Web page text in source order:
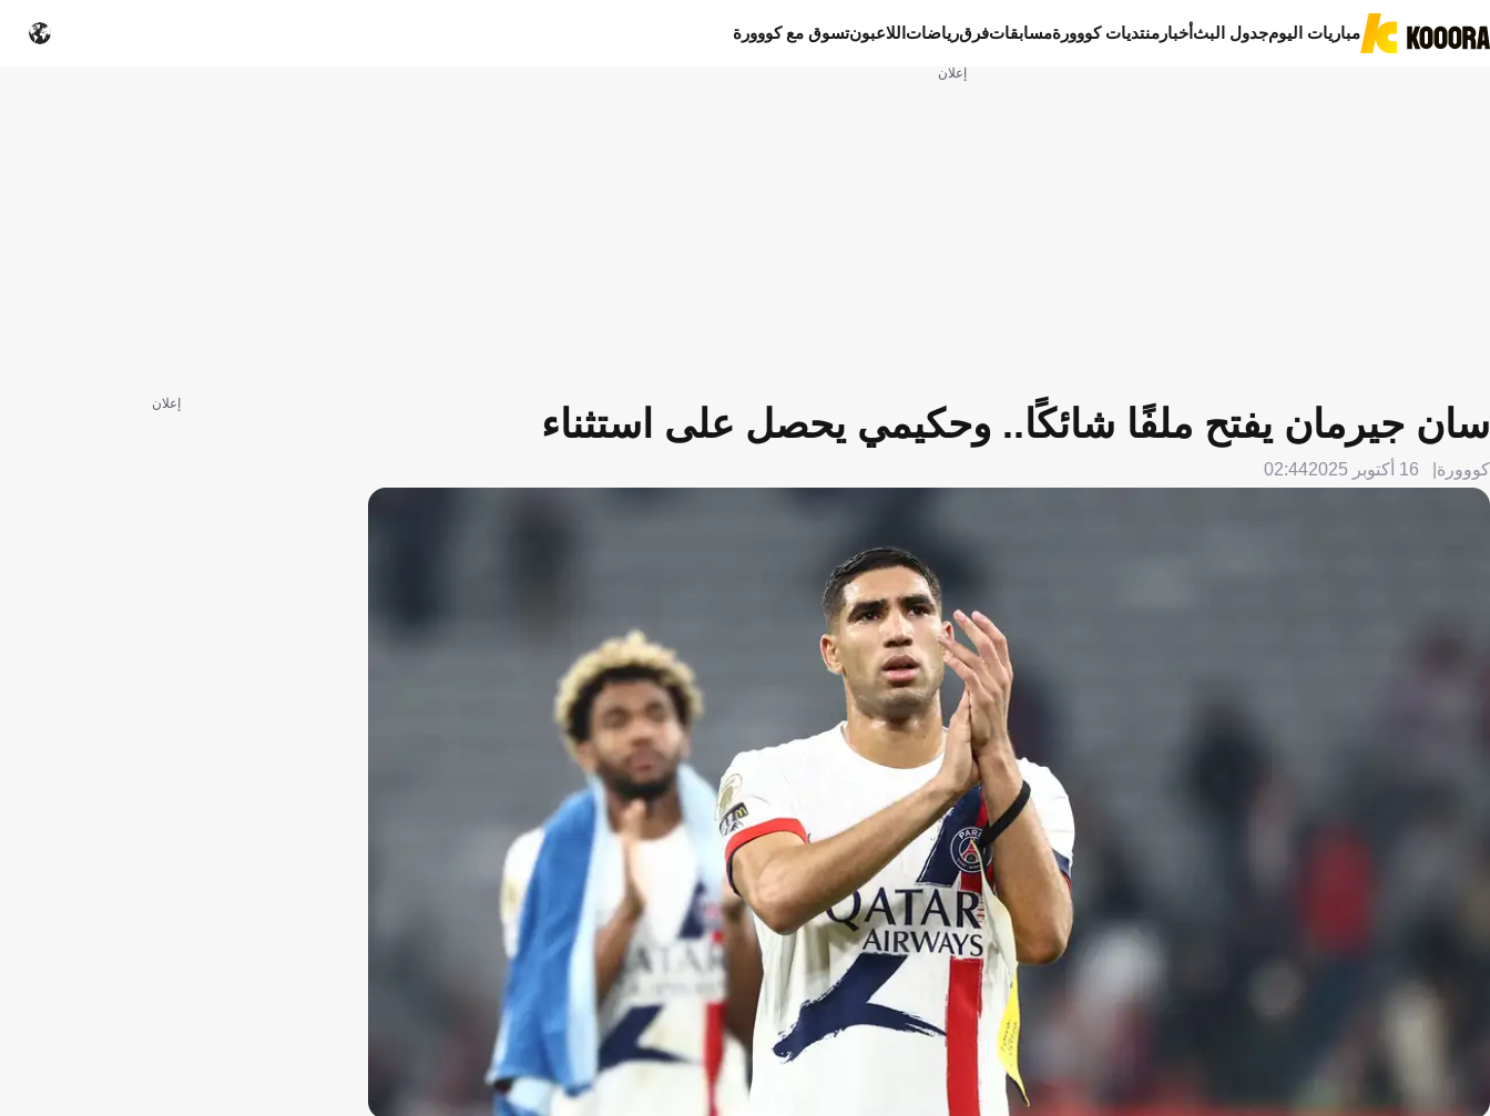
مباريات اليومجدول البثأخبار منتديات كووورةمسابقاتفرقرياضات اللاعبونتسوق مع كووورة
إعلان
سان جيرمان يفتح ملفًا شائكًا.. وحكيمي يحصل على استثناء
كووورة 16 أكتوبر 2025 02:44
إعلان